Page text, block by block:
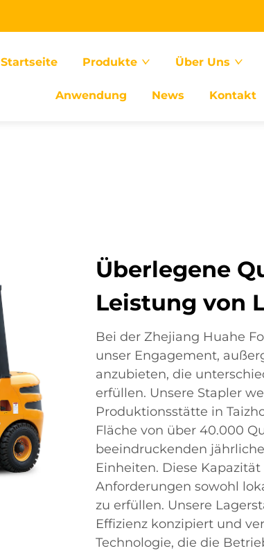
Startseite Produkte Über Uns
Anwendung News Kontakt
Überlegene
Leistung von
Bei der Zhejiang Huahe
unser Engagement,
anzubieten, die
erfüllen. Unsere Stapler
Produktionsstätte in
Fläche von über 40.000
beeindruckenden
Einheiten. Diese
Anforderungen sowohl
zu erfüllen. Unsere
Effizienz konzipiert und
Technologie, die die